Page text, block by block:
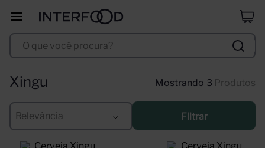
O que você procura?
Xingu 3 Produtos
Relevância Filtrar
º duff
corpus astral
10ºselección